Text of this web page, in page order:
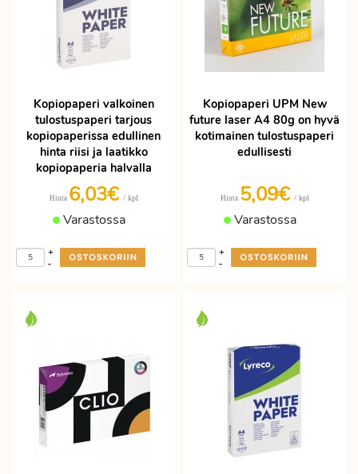
Kopiopaperi valkoinen
tulostuspaperi tarjous
kopiopaperissa edullinen
hinta riisi ja laatikko
kopiopaperia halvalla
Hinta 6,03€ / kpl
Varastossa
-
+
Kopiopaperi UPM New
future laser A4 80g on hyvä
kotimainen tulostuspaperi
edullisesti
Hinta 5,09€ / kpl
Varastossa
-
+